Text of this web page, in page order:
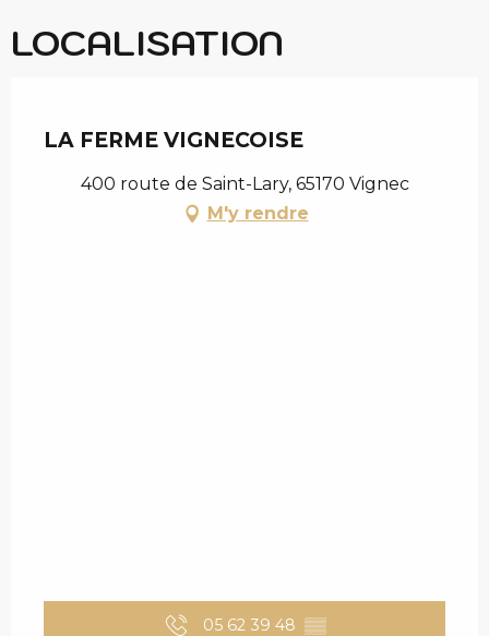
LOCALISATION
LA FERME VIGNECOISE
400 route de Saint-Lary, 65170 Vignec
M'y rendre
05 62 39 48 ▒▒